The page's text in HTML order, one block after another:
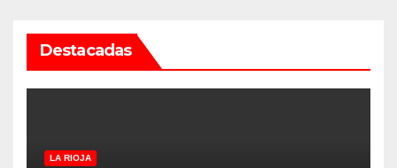
Destacadas
LA RIOJA